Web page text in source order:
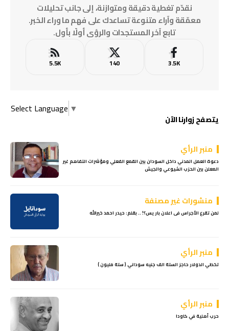
نقدّم تغطية دقيقة ومتوازنة، إلى جانب تحليلات
معمّقة وآراء متنوعة تساعدك على فهم ما وراء الخبر.
تابع آخر المستجدات والرؤى أولًا بأول.
3.5K
140
5.5K
Select Language ▼
يتصفح زوارنا الآن
منبر الرأي
دعوة العمل المدني داخل السودان بين القمع الفعلي ومؤشرات التفاهم غير
المعلن بين الحزب الشيوعي والجيش
منشورات غير مصنفة
لمن تقرع الأجراس فى اعلان باريس؟! .. بقلم: حيدر احمد خيرالله
منبر الرأي
تخطي الدولار حاجز الستة الف جنيه سوداني ( ستة مليون )
منبر الرأي
حرب أهلية في كاودا